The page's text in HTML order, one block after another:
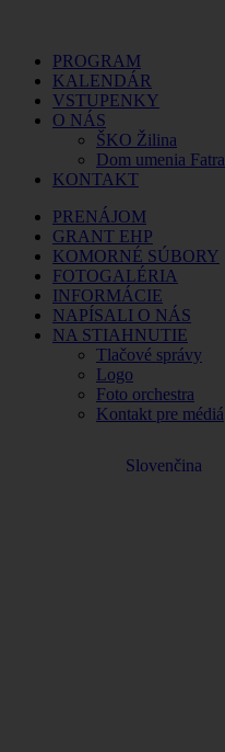
PROGRAM
KALENDÁR
VSTUPENKY
O NÁS
ŠKO Žilina
Dom umenia Fatra
KONTAKT
PRENÁJOM
GRANT EHP
KOMORNÉ SÚBORY
FOTOGALÉRIA
INFORMÁCIE
NAPÍSALI O NÁS
NA STIAHNUTIE
Tlačové správy
Logo
Foto orchestra
Kontakt pre médiá
Slovenčina